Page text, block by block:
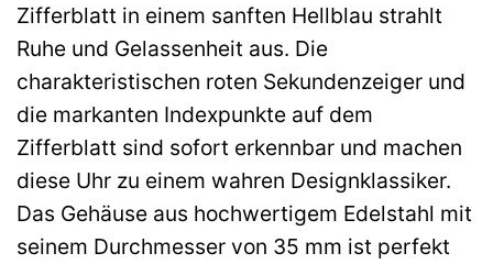
Zifferblatt in einem sanften Hellblau strahlt
Ruhe und Gelassenheit aus. Die
charakteristischen roten Sekundenzeiger und
die markanten Indexpunkte auf dem
Zifferblatt sind sofort erkennbar und machen
diese Uhr zu einem wahren Designklassiker.
Das Gehäuse aus hochwertigem Edelstahl mit
seinem Durchmesser von 35 mm ist perfekt